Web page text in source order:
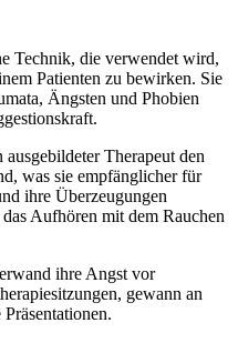
Technik, die verwendet wird,
Patienten zu bewirken. Sie
Ängsten und Phobien
Therapeut den
was sie empfänglicher für
ihre Überzeugungen
Aufhören mit dem Rauchen
ihre Angst vor
gewann an